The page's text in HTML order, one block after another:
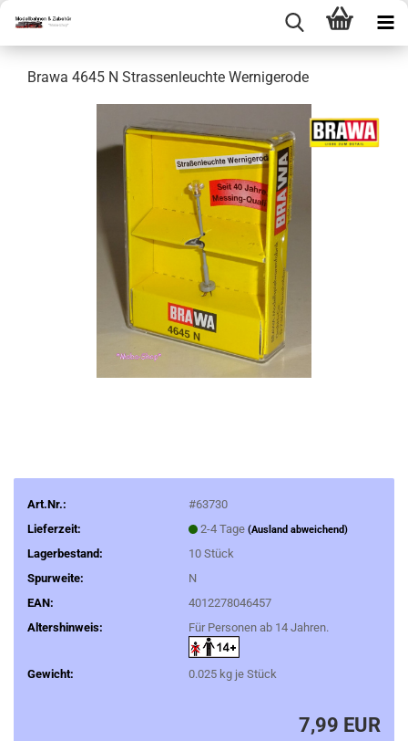
Brawa 4645 N Strassenleuchte Wernigerode
Art.Nr.:
#63730
Lieferzeit:
2-4 Tage (Ausland abweichend)
Lagerbestand: 10 Stück
Spurweite:
N
EAN:
4012278046457
Altershinweis:
Für Personen ab 14 Jahren.
Gewicht: 0.025kg je Stück
7,99 EUR